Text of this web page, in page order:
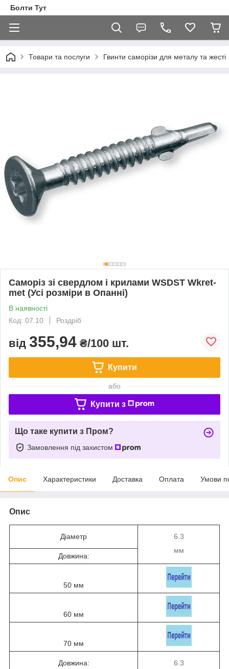
Болти Тут
Товари та послуги Гвинти саморізи для металу та жесті
Саморіз зі свердлом і крилами WSDST Wkret-
met (Усі розміри в Опанні)
В наявності
Код: 07.10
Роздріб
від 355,94 ₴/100 шт.
Купити
або
Купити з
Що таке купити з Пром?
Замовлення під захистом
Опис Характеристики Доставка Оплата Умови
Опис
Діаметр
6.3
мм
Довжина:
50 мм
60 мм
70 мм
Довжина:
6.3